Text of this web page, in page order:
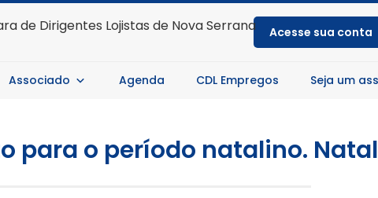
Acesse sua conta
Associado Agenda CDL Empregos Seja um
para o período natalino.